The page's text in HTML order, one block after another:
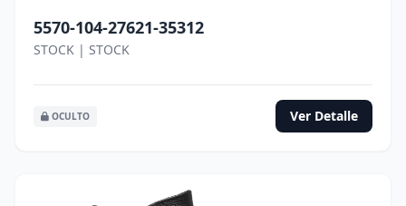
5570-104-27621-35312
STOCK | STOCK
OCULTO Ver Detalle